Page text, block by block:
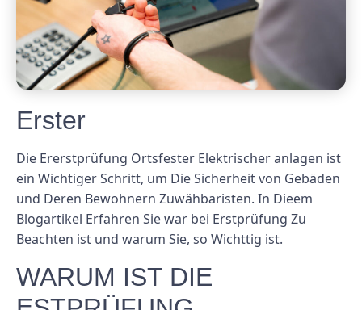
Erster
Die Ererstprüfung Ortsfester Elektrischer anlagen ist
ein Wichtiger Schritt, um Die Sicherheit von Gebäden
und Deren Bewohnern Zuwähbaristen. In Dieem
Blogartikel Erfahren Sie war bei Erstprüfung Zu
Beachten ist und warum Sie, so Wichttig ist.
WARUM IST DIE